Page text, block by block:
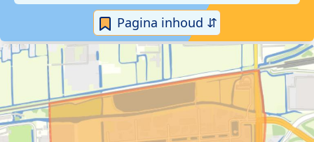
Pagina inhoud ⇵